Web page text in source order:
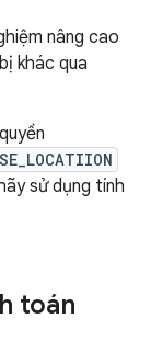
nâng cao
khác qua
sử dụng tính
toán